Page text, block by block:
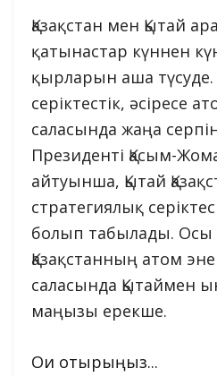
Қазақстан мен Қытай
қатынастар күннен
қырларын аша түсуде.
серіктестік, әсіресе
саласында жаңа
Президенті Қасым-
айтуынша, Қытай
стратегиялық
болып табылады. Осы
Қазақстанның атом
саласында Қытаймен
маңызы ерекше.
Оқи отырыңыз...